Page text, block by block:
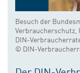
Besuch der
Verbraucherschutz,
DIN-
© DIN-